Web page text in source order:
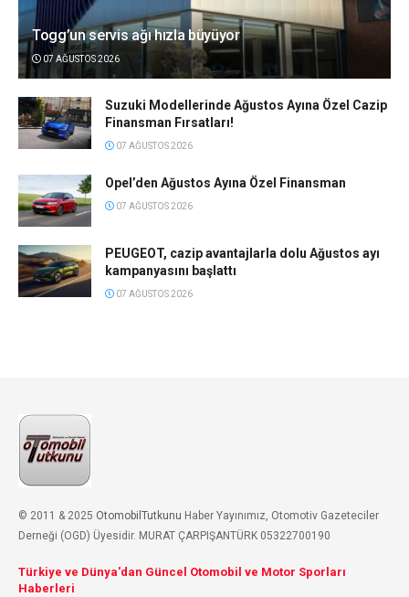
Togg’un servis ağı hızla büyüyor
07 AĞUSTOS 2026
Suzuki Modellerinde Ağustos Ayına Özel Cazip
Finansman Fırsatları!
07 AĞUSTOS 2026
Opel’den Ağustos Ayına Özel Finansman
07 AĞUSTOS 2026
PEUGEOT, cazip avantajlarla dolu Ağustos ayı
kampanyasını başlattı
07 AĞUSTOS 2026
© 2011 & 2025 OtomobilTutkunu Haber Yayınımız, Otomotiv Gazeteciler
Derneği (OGD) Üyesidir. MURAT ÇARPIŞANTÜRK 05322700190
Türkiye ve Dünya'dan Güncel Otomobil ve Motor Sporları
Haberleri